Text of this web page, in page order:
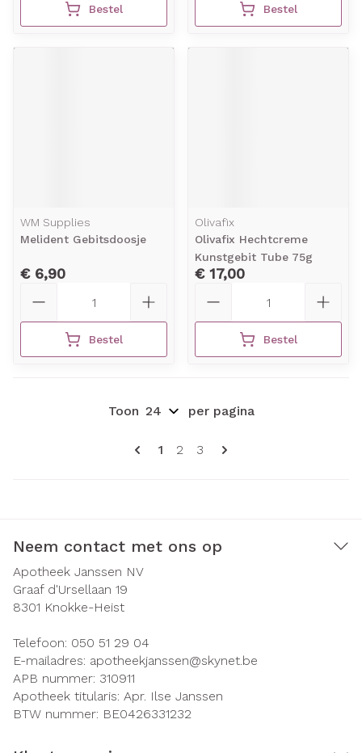
Bestel Bestel
WM Supplies
Melident Gebitsdoosje
€ 6,90
Bestel
Olivafix
Olivafix Hechtcreme
Kunstgebit Tube 75g
€ 17,00
Bestel
Pagina's
U lees momenteel pagina
1 Pagina
2 Pagina
3
Toon per pagina
Neem contact met ons op
Apotheek Janssen NV
Graaf d'Ursellaan 19
8301 Knokke-Heist
Telefoon: 050 51 29 04
E-mailadres: apotheekjanssen@skynet.be
APB nummer: 310911
Apotheek titularis: Apr. Ilse Janssen
BTW nummer: BE0426331232